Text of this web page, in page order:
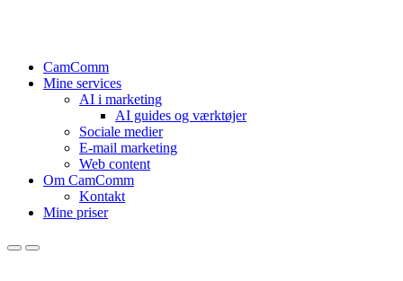
CamComm
Mine services
AI i marketing
AI guides og værktøjer
Sociale medier
E-mail marketing
Web content
Om CamComm
Kontakt
Mine priser